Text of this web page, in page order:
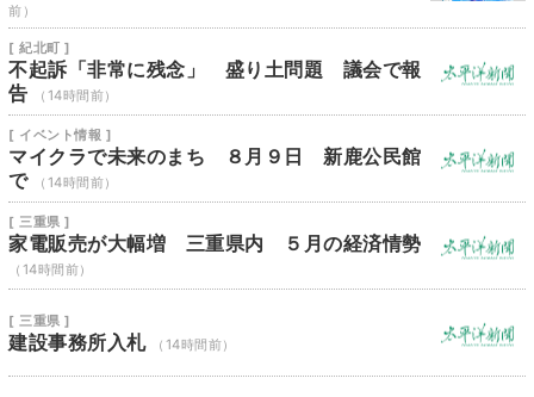
前）
[ 紀北町 ]
不起訴「非常に残念」 盛り土問題 議会で報
告
（14時間前）
[ イベント情報 ]
マイクラで未来のまち ８月９日 新鹿公民館
で
（14時間前）
[ 三重県 ]
家電販売が大幅増 三重県内 ５月の経済情勢
（14時間前）
[ 三重県 ]
建設事務所入札 （14時間前）